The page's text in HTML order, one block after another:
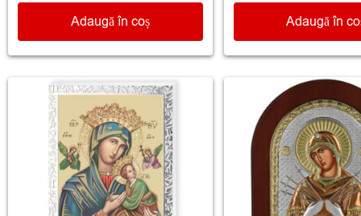
Adaugă în coș Adaugă în